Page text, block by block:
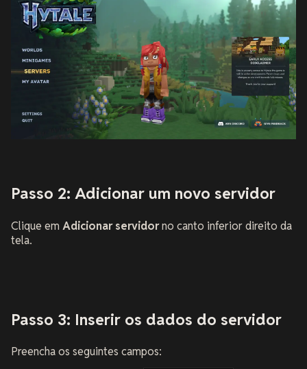
Passo 2: Adicionar um novo servidor
Clique em Adicionar servidorno canto inferior direito da
tela.
Passo 3: Inserir os dados do servidor
Preencha os seguintes campos: